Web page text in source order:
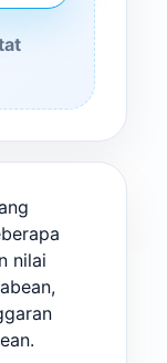
nilai